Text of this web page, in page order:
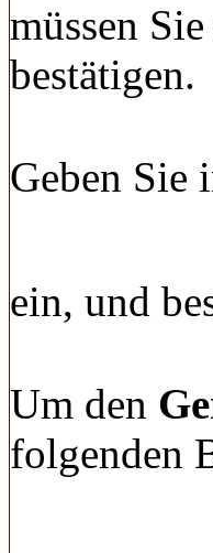
müssen
bestätigen.
Geben Sie
ein, und
Um den
folgenden